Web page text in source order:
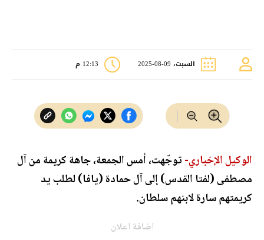
السبت، 09-08-2025 12:13 م
الوكيل الإخباري-توجّهت، أمس الجمعة، جاهة كريمة من آل
مصطفى (لفتا القدس) إلى آل حمادة (يافا) لطلب يد
كريمتهم سارة لابنهم سلطان.
اضافة اعلان